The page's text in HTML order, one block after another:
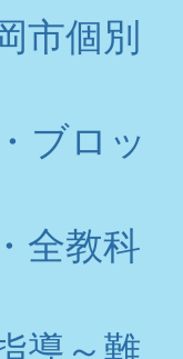
市個別
ブロッ
全教科
導～難